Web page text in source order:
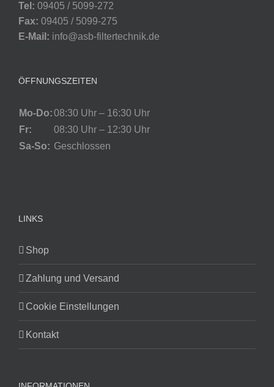
Tel: 09405 / 5099-272
Fax: 09405 / 5099-275
E-Mail: info@asb-filtertechnik.de
ÖFFNUNGSZEITEN
Mo-Do:08:30 Uhr – 16:30 Uhr
Fr:
08:30 Uhr – 12:30 Uhr
Sa-So: Geschlossen
LINKS
Shop
Zahlung und Versand
Cookie Einstellungen
Kontakt